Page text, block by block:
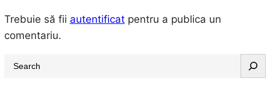
Trebuie să fii autentificatpentru a publica un
comentariu.